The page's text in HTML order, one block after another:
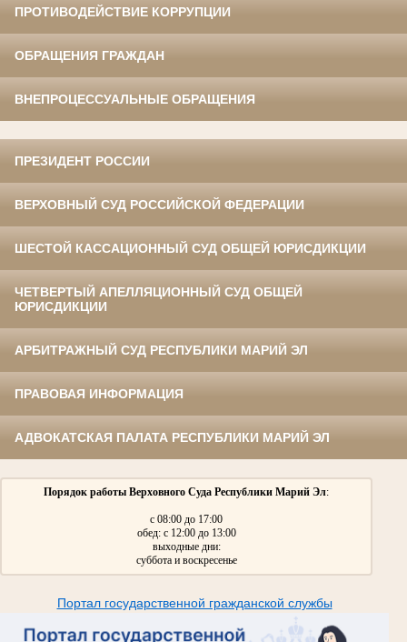
ПРОТИВОДЕЙСТВИЕ КОРРУПЦИИ
ОБРАЩЕНИЯ ГРАЖДАН
ВНЕПРОЦЕССУАЛЬНЫЕ ОБРАЩЕНИЯ
ПРЕЗИДЕНТ РОССИИ
ВЕРХОВНЫЙ СУД РОССИЙСКОЙ ФЕДЕРАЦИИ
ШЕСТОЙ КАССАЦИОННЫЙ СУД ОБЩЕЙ ЮРИСДИКЦИИ
ЧЕТВЕРТЫЙ АПЕЛЛЯЦИОННЫЙ СУД ОБЩЕЙ
ЮРИСДИКЦИИ
АРБИТРАЖНЫЙ СУД РЕСПУБЛИКИ МАРИЙ ЭЛ
ПРАВОВАЯ ИНФОРМАЦИЯ
АДВОКАТСКАЯ ПАЛАТА РЕСПУБЛИКИ МАРИЙ ЭЛ
Порядок работы Верховного Суда Республики Марий Эл:
с 08:00 до 17:00
обед: с 12:00 до 13:00
выходные дни:
суббота и воскресенье
Портал государственной гражданской службы